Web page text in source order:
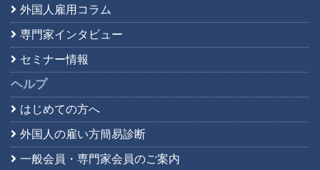
外国人雇用コラム
専門家インタビュー
セミナー情報
ヘルプ
はじめての方へ
外国人の雇い方簡易診断
一般会員・専門家会員のご案内